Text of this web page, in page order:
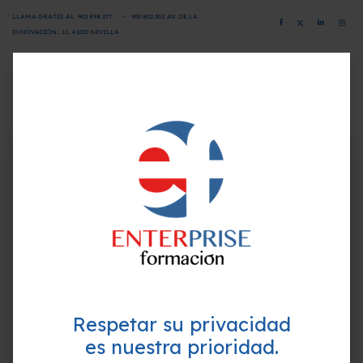
LLAMA GRATIS AL 902 898 277 - 900 802 262 AV. DE LA
INNOVACIÓN.. 11, 41020 SEVILLA
Programa-Contenido
3. Desarrollo de productos y servicios con IA
¿Quieres formarte GRATIS y
mejorar tu perfil profesional?
Empieza hoy mismo. Te ayudamos a elegir el
mejor curso para ti.
Respetar su privacidad
es nuestra prioridad.